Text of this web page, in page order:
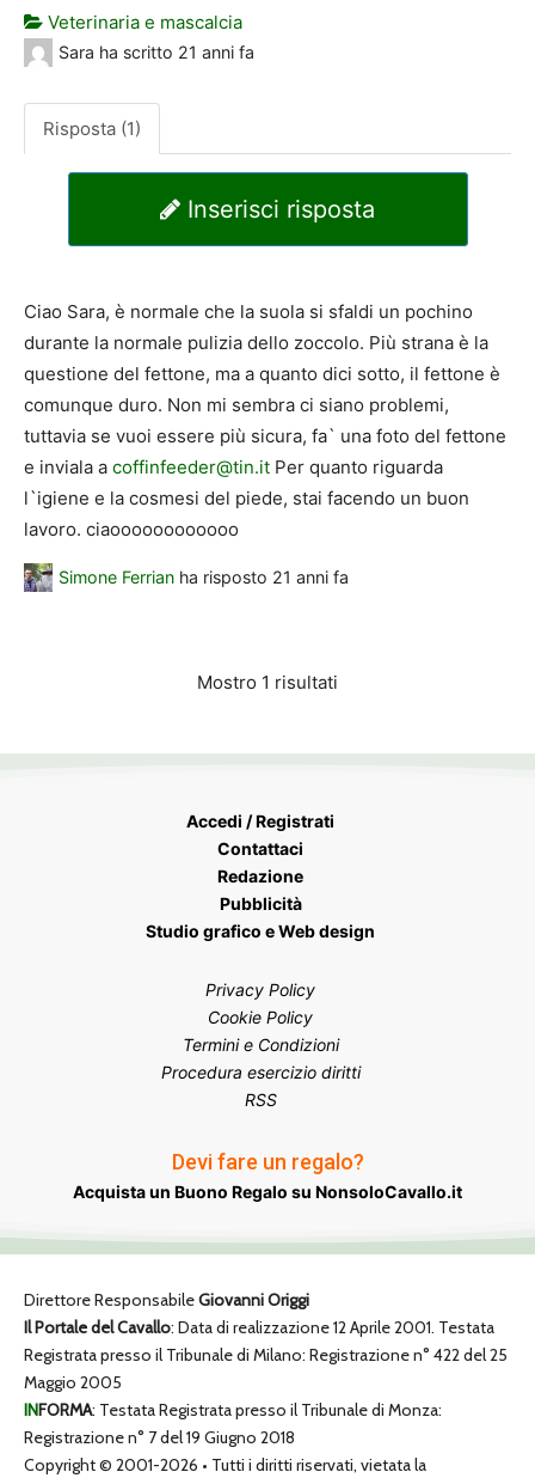
Veterinaria e mascalcia
Sara ha scritto 21 anni fa
Risposta (1)
Inserisci risposta
Ciao Sara, è normale che la suola si sfaldi un pochino
durante la normale pulizia dello zoccolo. Più strana è la
questione del fettone, ma a quanto dici sotto, il fettone è
comunque duro. Non mi sembra ci siano problemi,
tuttavia se vuoi essere più sicura, fa` una foto del fettone
e inviala a coffinfeeder@tin.it Per quanto riguarda
l`igiene e la cosmesi del piede, stai facendo un buon
lavoro. ciaoooooooooooo
Simone Ferrian ha risposto 21 anni fa
Mostro 1 risultati
Accedi / Registrati
Contattaci
Redazione
Pubblicità
Studio grafico e Web design
Privacy Policy
Cookie Policy
Termini e Condizioni
Procedura esercizio diritti
RSS
Devi fare un regalo?
Acquista un Buono Regalo su NonsoloCavallo.it
Direttore ResponsabileGiovanni Origgi
Il Portale del Cavallo: Data di realizzazione 12 Aprile 2001. Testata
Registrata presso il Tribunale di Milano: Registrazione n° 422 del 25
Maggio 2005
INFORMA: Testata Registrata presso il Tribunale di Monza:
Registrazione n° 7 del 19 Giugno 2018
Copyright © 2001-2026 • Tutti i diritti riservati, vietata la